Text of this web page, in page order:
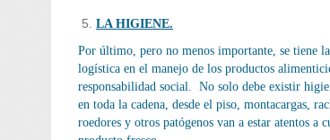
LA HIGIENE.
Por último, pero no menos importante, se tiene
logística en el manejo de los productos
responsabilidad social. No solo debe existir
en toda la cadena, desde el piso, montacargas,
roedores y otros patógenos van a estar atentos a